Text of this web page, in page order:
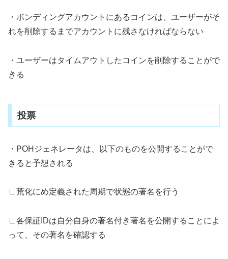
・ボンディングアカウントにあるコインは、ユーザーがそ
れを削除するまでアカウントに残さなければならない
・ユーザーはタイムアウトしたコインを削除することがで
きる
投票
・POHジェネレータは、以下のものを公開することがで
きると予想される
∟荒化にめ定義された周期で状態の著名を行う
∟各保証IDは自分自身の著名付き著名を公開することによ
って、その著名を確認する